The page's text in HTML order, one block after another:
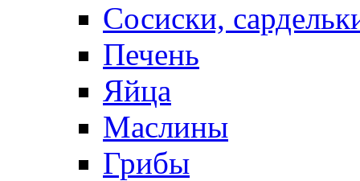
Сосиски,
Печень
Яйца
Маслины
Грибы